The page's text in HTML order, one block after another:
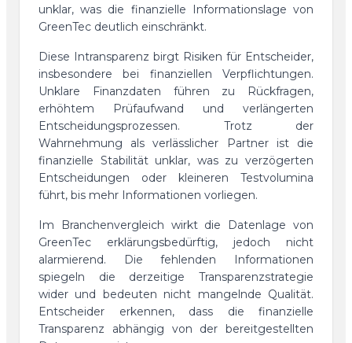
unklar, was die finanzielle Informationslage von
GreenTec deutlich einschränkt.
Diese Intransparenz birgt Risiken für Entscheider,
insbesondere bei finanziellen Verpflichtungen.
Unklare Finanzdaten führen zu Rückfragen,
erhöhtem Prüfaufwand und verlängerten
Entscheidungsprozessen. Trotz der
Wahrnehmung als verlässlicher Partner ist die
finanzielle Stabilität unklar, was zu verzögerten
Entscheidungen oder kleineren Testvolumina
führt, bis mehr Informationen vorliegen.
Im Branchenvergleich wirkt die Datenlage von
GreenTec erklärungsbedürftig, jedoch nicht
alarmierend. Die fehlenden Informationen
spiegeln die derzeitige Transparenzstrategie
wider und bedeuten nicht mangelnde Qualität.
Entscheider erkennen, dass die finanzielle
Transparenz abhängig von der bereitgestellten